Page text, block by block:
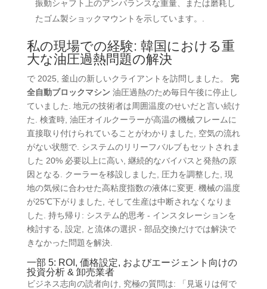
振動シャフト上のアンバランスな重量、または磨耗し
たゴム製ショックマウントを示しています。.
私の現場での経験: 韓国における重
大な油圧過熱問題の解決
で 2025, 釜山の新しいクライアントを訪問しました。 完
全自動ブロックマシン 油圧過熱のため毎日午後に停止し
ていました. 地元の技術者は周囲温度のせいだと言い続け
た. 検査時, 油圧オイルクーラーが高温の機械フレームに
直接取り付けられていることがわかりました, 空気の流れ
がない状態で. システムのリリーフバルブもセットされま
した 20% 必要以上に高い, 継続的なバイパスと発熱の原
因となる. クーラーを移設しました, 圧力を調整した, 現
地の気候に合わせた高粘度指数の液体に変更. 機械の温度
が25℃下がりました
, そして生産は中断されなくなりま
した. 持ち帰り: システム的思考 - インスタレーションを
検討する, 設定, と流体の選択 - 部品交換だけでは解決で
きなかった問題を解決.
一部 5: ROI, 価格設定, およびエージェント向けの
投資分析 & 卸売業者
ビジネス志向の読者向け, 究極の質問は:
「見返りは何で